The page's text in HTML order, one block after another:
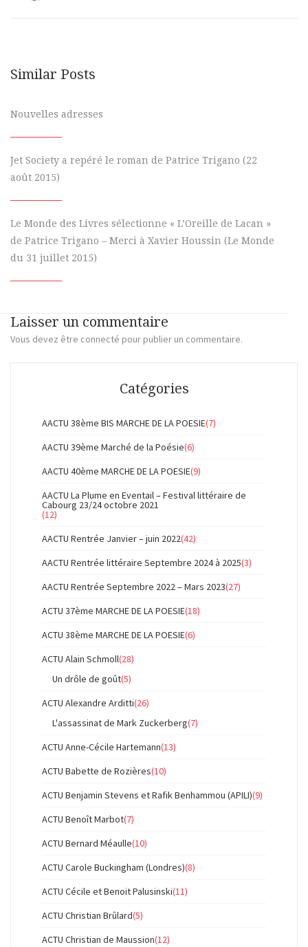
Similar Posts
Nouvelles adresses
Jet Society a repéré le roman de Patrice Trigano (22
août 2015)
Le Monde des Livres sélectionne « L’Oreille de Lacan »
de Patrice Trigano – Merci à Xavier Houssin (Le Monde
du 31 juillet 2015)
Laisser un commentaire
Vous devez être connecté pour publier un commentaire.
Catégories
AACTU 38ème BIS MARCHE DE LA POESIE(7)
AACTU 39ème Marché de la Poésie(6)
AACTU 40ème MARCHE DE LA POESIE(9)
AACTU La Plume en Eventail – Festival littéraire de
Cabourg 23/24 octobre 2021
(12)
AACTU Rentrée Janvier – juin 2022(42)
AACTU Rentrée littéraire Septembre 2024 à 2025(3)
AACTU Rentrée Septembre 2022 – Mars 2023(27)
ACTU 37ème MARCHE DE LA POESIE(18)
ACTU 38ème MARCHE DE LA POESIE(6)
ACTU Alain Schmoll(28)
Un drôle de goût(5)
ACTU Alexandre Arditti(26)
L'assassinat de Mark Zuckerberg(7)
ACTU Anne-Cécile Hartemann(13)
ACTU Babette de Rozières(10)
ACTU Benjamin Stevens et Rafik Benhammou (APILI)(9)
ACTU Benoît Marbot(7)
ACTU Bernard Méaulle(10)
ACTU Carole Buckingham (Londres)(8)
ACTU Cécile et Benoit Palusinski(11)
ACTU Christian Brûlard(5)
ACTU Christian de Maussion(12)